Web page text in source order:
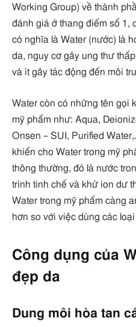
Working Group) về thành
đánh giá ở thang điểm số 1,
có nghĩa là Water (nước) là
da, nguy cơ gây ung thư
và ít gây tác động đến môi
Water còn có những tên gọi
mỹ phẩm như: Aqua,
Onsen – SUI, Purified
khiến cho Water trong mỹ
thông thường, đó là nước
trình tinh chế và khử ion dư
Water trong mỹ phẩm càng
hơn so với việc dùng các
Công dụng của
đẹp da
Dung môi hòa tan